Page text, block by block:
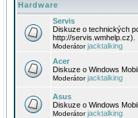
Hardware
Servis
Diskuze o technických
http://servis.wmhelp.cz).
Moderátorjacktalking
Acer
Diskuze o Windows
Moderátorjacktalking
Asus
Diskuze o Windows
Moderátorjacktalking